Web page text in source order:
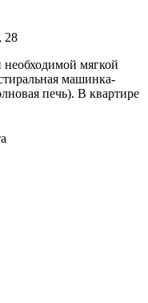
28
мягкой
машинка-
печь). В квартире